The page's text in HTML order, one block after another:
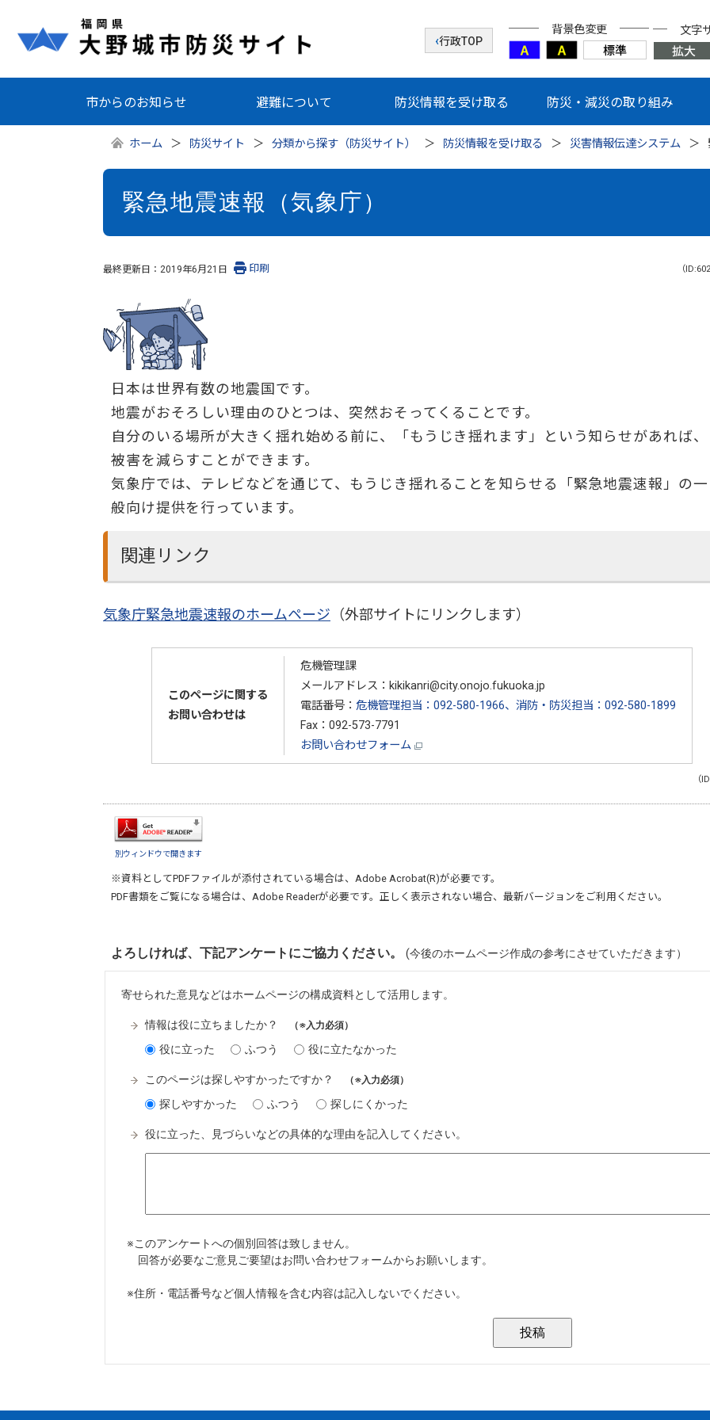
行政TOP
背景色変更 文字
市からのお知らせ 避難について 防災情報を受け取る 防災・減災の取り組み
ホーム 防災サイト 分類から探す（防災サイト） 防災情報を受け取る 災害情報伝達システム
緊急地震速報（気象庁）
最終更新日： 2019年6月21日 （
印刷
日本は世界有数の地震国です。
地震がおそろしい理由のひとつは、突然おそってくることです。
自分のいる場所が大きく揺れ始める前に、「もうじき揺れます」という知らせがあれば、
被害を減らすことができます。
気象庁では、テレビなどを通じて、もうじき揺れることを知らせる「緊急地震速報」の一
般向け提供を行っています。
関連リンク
気象庁緊急地震速報のホームページ （外部サイトにリンクします）
このページに関する
お問い合わせは
危機管理課
メールアドレス：kikikanri@city.onojo.fukuoka.jp
電話番号： 危機管理担当：092-580-1966、消防・防災担当：092-580-1899
Fax：092-573-7791
お問い合わせフォーム
（
別ウィンドウで開きます
※資料としてPDFファイルが添付されている場合は、 Adobe Acrobat(R)が必要です。
PDF書類をご覧になる場合は、 Adobe Readerが必要です。正しく表示されない場合、最新バージョンをご利用ください。